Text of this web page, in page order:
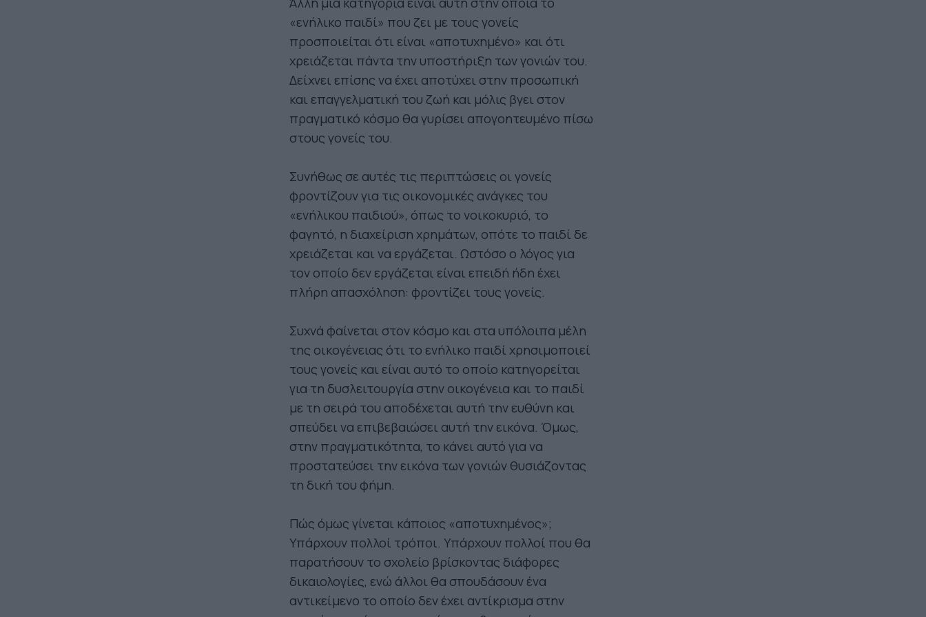
«ενήλικο παιδί» που ζει με τους γονείς
προσποιείται ότι είναι «αποτυχημένο» και ότι
χρειάζεται πάντα την υποστήριξη των γονιών του.
Δείχνει επίσης να έχει αποτύχει στην προσωπική
και επαγγελματική του ζωή και μόλις βγει στον
πραγματικό κόσμο θα γυρίσει απογοητευμένο πίσω
στους γονείς του.
Συνήθως σε αυτές τις περιπτώσεις οι γονείς
φροντίζουν για τις οικονομικές ανάγκες του
«ενήλικου παιδιού», όπως το νοικοκυριό, το
φαγητό, η διαχείριση χρημάτων, οπότε το παιδί δε
χρειάζεται και να εργάζεται. Ωστόσο ο λόγος για
τον οποίο δεν εργάζεται είναι επειδή ήδη έχει
πλήρη απασχόληση: φροντίζει τους γονείς.
Συχνά φαίνεται στον κόσμο και στα υπόλοιπα μέλη
της οικογένειας ότι το ενήλικο παιδί χρησιμοποιεί
τους γονείς και είναι αυτό το οποίο κατηγορείται
για τη δυσλειτουργία στην οικογένεια και το παιδί
με τη σειρά του αποδέχεται αυτή την ευθύνη και
σπεύδει να επιβεβαιώσει αυτή την εικόνα. Όμως,
στην πραγματικότητα, το κάνει αυτό για να
προστατεύσει την εικόνα των γονιών θυσιάζοντας
τη δική του φήμη.
Πώς όμως γίνεται κάποιος «αποτυχημένος»;
Υπάρχουν πολλοί τρόποι. Υπάρχουν πολλοί που θα
παρατήσουν το σχολείο βρίσκοντας διάφορες
δικαιολογίες, ενώ άλλοι θα σπουδάσουν ένα
αντικείμενο το οποίο δεν έχει αντίκρισμα στην